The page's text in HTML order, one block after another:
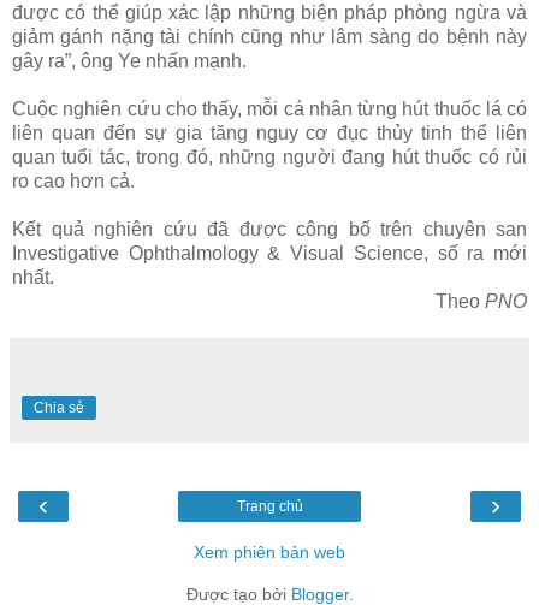
được có thể giúp xác lập những biện pháp phòng ngừa và
giảm gánh nặng tài chính cũng như lâm sàng do bệnh này
gây ra”, ông Ye nhấn mạnh.
Cuộc nghiên cứu cho thấy, mỗi cá nhân từng hút thuốc lá có
liên quan đến sự gia tăng nguy cơ đục thủy tinh thể liên
quan tuổi tác, trong đó, những người đang hút thuốc có rủi
ro cao hơn cả.
Kết quả nghiên cứu đã được công bố trên chuyên san
Investigative Ophthalmology & Visual Science, số ra mới
nhất.
Theo PNO
Chia sẻ
‹ ›
Trang chủ
Xem phiên bản web
Được tạo bởi Blogger.